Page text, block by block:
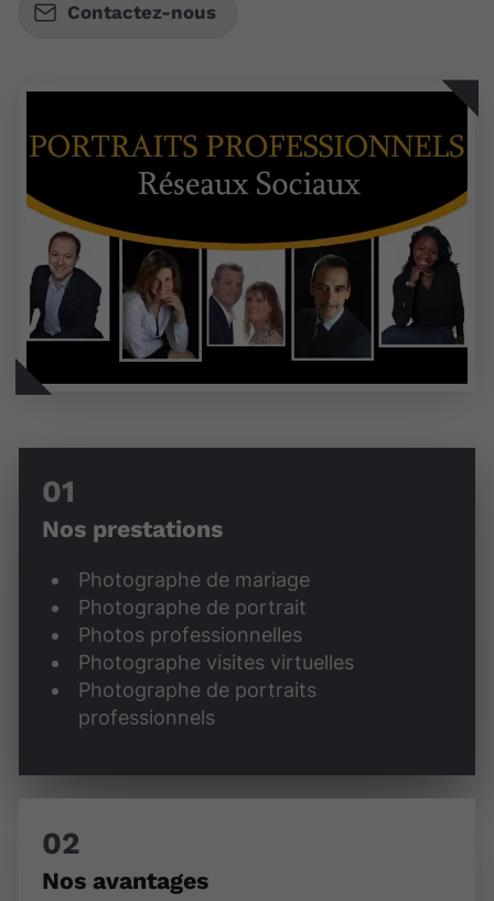
Contactez-nous
Nos prestations
Photographe de mariage
Photographe de portrait
Photos professionnelles
Photographe visites virtuelles
Photographe de portraits
professionnels
Nos avantages